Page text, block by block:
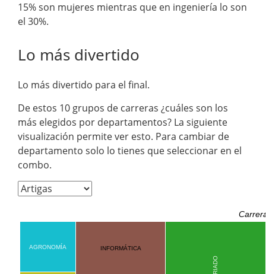
15% son mujeres mientras que en ingeniería lo son
el 30%.
Lo más divertido
Lo más divertido para el final.
De estos 10 grupos de carreras ¿cuáles son los
más elegidos por departamentos? La siguiente
visualización permite ver esto. Para cambiar de
departamento solo lo tienes que seleccionar en el
combo.
INFORMÁTICA
AGRONOMÍA